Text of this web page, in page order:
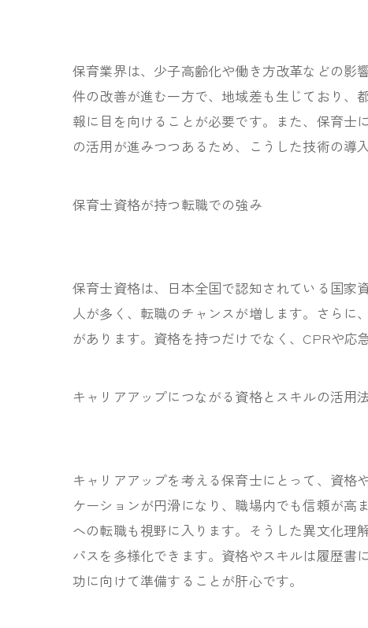
保育業界は、少子高齢化や働き方改革などの影
件の改善が進む一方で、地域差も生じており、
報に目を向けることが必要です。また、保育士
の活用が進みつつあるため、こうした技術の導
保育士資格が持つ転職での強み
保育士資格は、日本全国で認知されている国家
人が多く、転職のチャンスが増します。さらに
があります。資格を持つだけでなく、CPRや応
キャリアアップにつながる資格とスキルの活用
キャリアアップを考える保育士にとって、資格
ケーションが円滑になり、職場内でも信頼が
への転職も視野に入ります。そうした異文化理
パスを多様化できます。資格やスキルは履歴書
功に向けて準備することが肝心です。